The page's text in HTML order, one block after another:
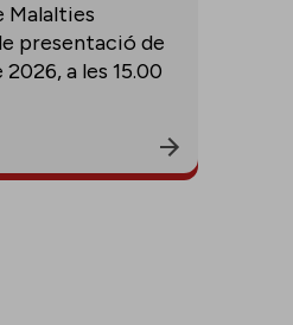
Malalties
presentació de
2026, a les 15.00